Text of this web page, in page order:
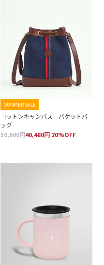
SUMMER SALE
コットンキャンバス バケットバ
ッグ
50,600円40,480円 20%OFF